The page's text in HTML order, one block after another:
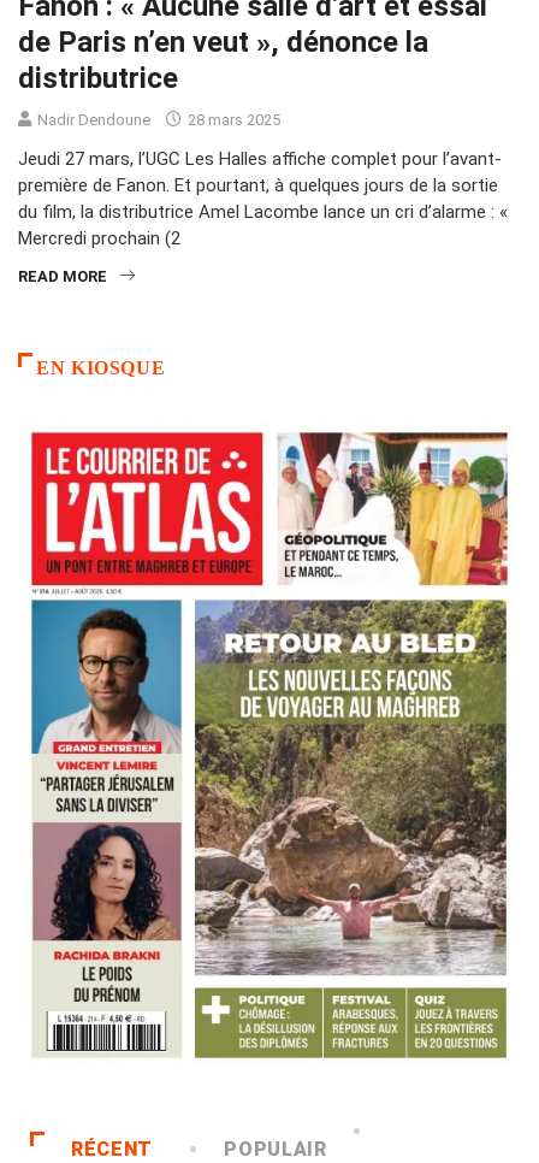
de Paris n’en veut », dénonce la
distributrice
Nadir Dendoune 28 mars 2025
Jeudi 27 mars, l’UGC Les Halles affiche complet pour l’avant-
première de Fanon. Et pourtant, à quelques jours de la sortie
du film, la distributrice Amel Lacombe lance un cri d’alarme : «
Mercredi prochain (2
READ MORE
EN KIOSQUE
RÉCENT POPULAIR